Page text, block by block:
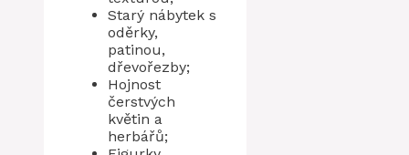
Starý nábytek s
oděrky,
patinou,
dřevořezby;
Hojnost
čerstvých
květin a
herbářů;